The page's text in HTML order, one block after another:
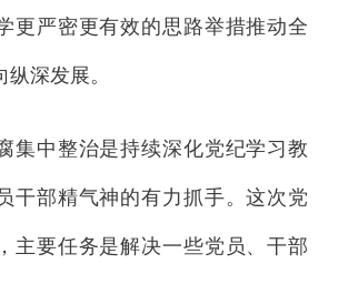
更严密更有效的思路举措推动全
深发展。
中整治是持续深化党纪学习教
干部精气神的有力抓手。这次党
主要任务是解决一些党员、干部